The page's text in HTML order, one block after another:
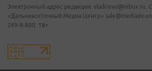
Электронный адрес редакции: vladnews@inbox.ru.
«Дальневосточный Медиа Центр»
249-8-800. 18+